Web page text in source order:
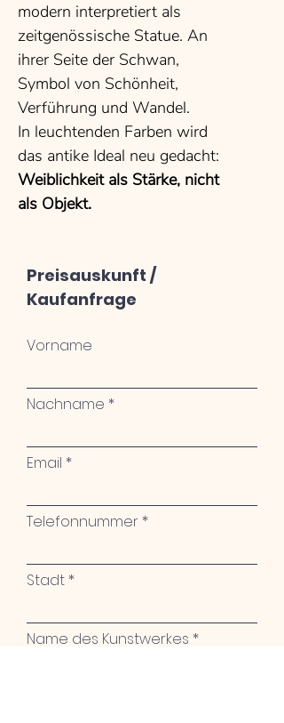
modern interpretiert als
zeitgenössische Statue. An
ihrer Seite der Schwan,
Symbol von Schönheit,
Verführung und Wandel.
In leuchtenden Farben wird
das antike Ideal neu gedacht:
Weiblichkeit als Stärke, nicht
als Objekt.
Preisauskunft /
Kaufanfrage
Vorname
Nachname
Email
Telefonnummer
Stadt
Name des Kunstwerkes